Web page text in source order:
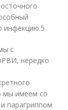
инфекцию.5
с
нередко
мы имеем со
парагриппом